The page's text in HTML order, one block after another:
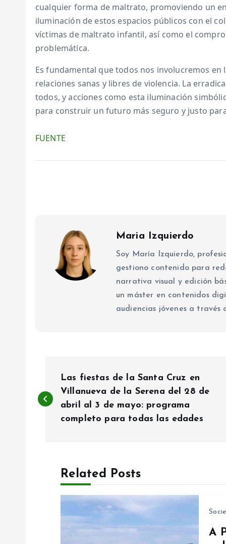
cualquier forma de maltrato, promoviendo un
iluminación de estos espacios públicos con el
víctimas de maltrato infantil, así como el
problemática.
Es fundamental que todos nos involucremos
relaciones sanas y libres de violencia. La
todos, y acciones como esta iluminación
para construir un futuro más seguro y justo
FUENTE
Maria Izquierdo
Soy María Izquierdo,
gestiono contenido para
narrativa visual y edición
un máster en contenidos
audiencias jóvenes a través
a
Las fiestas de la Santa Cruz en
Villanueva de la Serena del 28 de
abril al 3 de mayo: programa
completo para todas las edades
Related Posts
A